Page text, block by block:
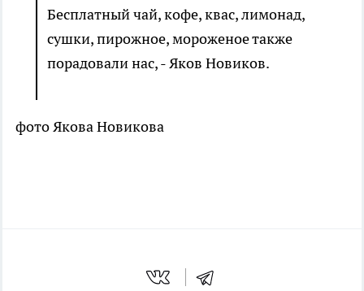
Бесплатный чай, кофе, квас, лимонад,
сушки, пирожное, мороженое также
порадовали нас, - Яков Новиков.
фото Якова Новикова